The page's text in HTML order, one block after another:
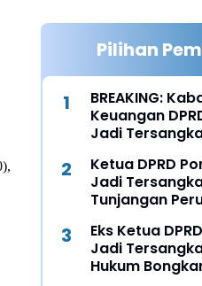
Pilihan
BREAKING:
Keuangan
Jadi
Ketua DPRD
Jadi
Tunjangan
Eks Ketua
Jadi
Hukum